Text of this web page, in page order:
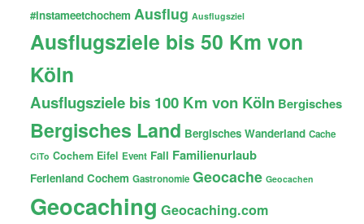
#instameetchochem Ausflug Ausflugsziel
Ausflugsziele bis 50 Km von
Köln
Ausflugsziele bis 100 Km von Köln Bergisches
Bergisches Land Bergisches Wanderland Cache
CiTo Cochem Eifel Event Fail Familienurlaub
Ferienland Cochem Gastronomie Geocache Geocachen
Geocaching Geocaching.com